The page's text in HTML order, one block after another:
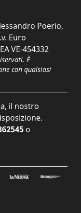
Poerio,
Euro
VE-454332
È
con qualsiasi
il nostro
o